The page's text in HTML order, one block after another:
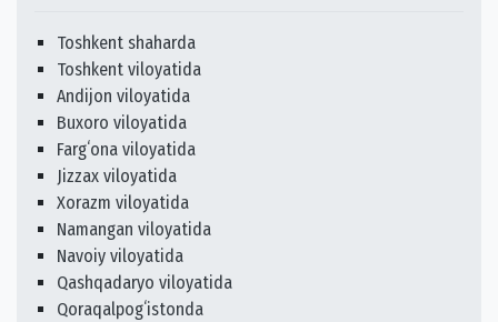
Toshkent shaharda
Toshkent viloyatida
Andijon viloyatida
Buxoro viloyatida
Fargʻona viloyatida
Jizzax viloyatida
Xorazm viloyatida
Namangan viloyatida
Navoiy viloyatida
Qashqadaryo viloyatida
Qoraqalpogʻistonda